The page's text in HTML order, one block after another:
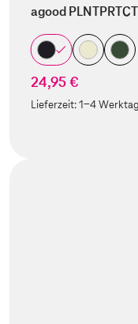
agood
24,95 €
Lieferzeit:1-4